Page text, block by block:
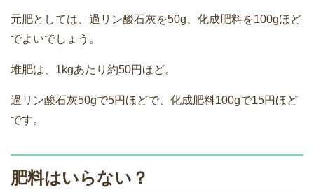
元肥としては、過リン酸石灰を50g、化成肥料を100gほど
でよいでしょう。
堆肥は、1kgあたり約50円ほど。
過リン酸石灰50gで5円ほどで、化成肥料100gで15円ほど
です。
肥料はいらない？